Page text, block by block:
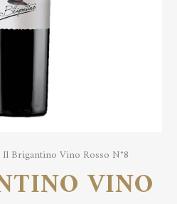
Il Brigantino Vino Rosso N°8
VINO